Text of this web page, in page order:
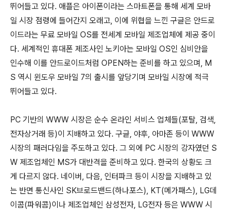
뛰어들고 있다. 애플은 아이폰이라는 스마트폰을 통해 세계 모바
일 시장 점령에 들어간지 오래고, 이에 위협을 느낀 구글은 안드로
이드라는 무료 모바일 OS를 전세계 모바일 제조업체에 제공 중이
다. 세계적인 휴대폰 제조사인 노키아는 모바일 OS인 심비안을
인수해 이를 안드로이드처럼 OPEN하는 준비를 하고 있으며, M
S 역시 윈도우 모바일 7의 출시를 앞당기며 모바일 시장에 적극
뛰어들고 있다.
PC 기반의 WWW 시장은 순수 온라인 서비스 업체들(포탈, 검색,
전자상거래 등)이 지배하고 있다. 구글, 야후, 아마존 등이 WWW
시장의 패러다임을 주도하고 있다. 그 외에 PC 시장의 강자였던 S
W 제조업체인 MS가 대반격을 준비하고 있다. 한국의 상황도 크
게 다르지 않다. 네이버, 다음, 인터파크 등이 시장을 지배하고 있
는 반면 통신사인 SK브로드밴드(하나포스), KT(메가패스), LG데
이콤(파워콤)이나 제조업체인 삼성전자, LG전자 등은 WWW 시